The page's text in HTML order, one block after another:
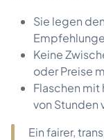
Sie legen
Keine
oder Preise
Flaschen mit
von Stunden
Ein fairer,